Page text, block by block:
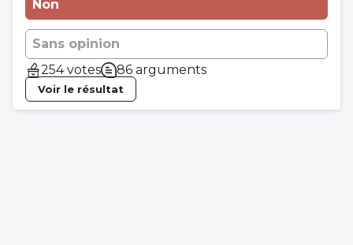
Non
Sans opinion
254 votes
86 arguments
Voir le résultat